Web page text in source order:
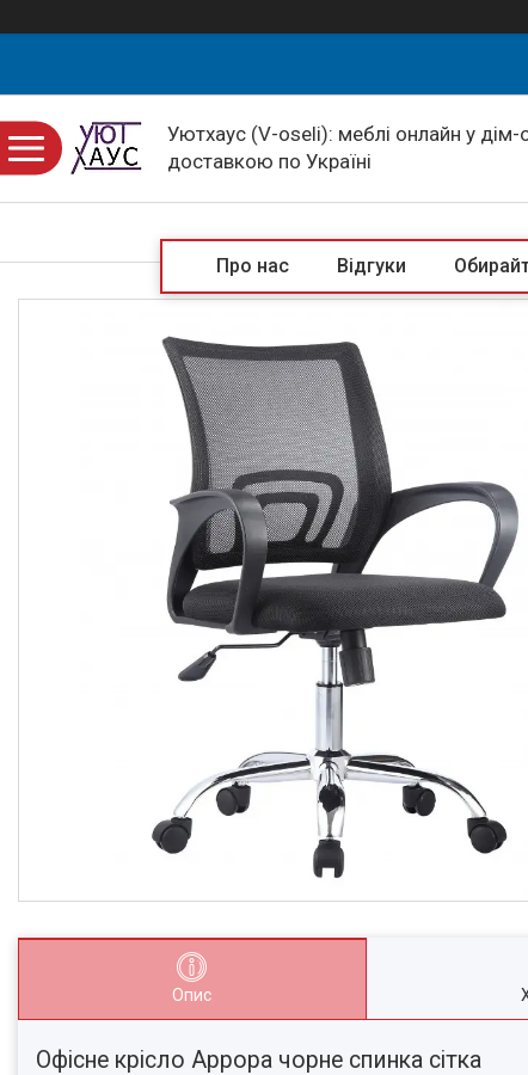
Уютхаус (V-oseli): меблі онлайн у дім-
доставкою по Україні
Про нас Відгуки
Опис
Офісне крісло Аррора чорне спинка сітка